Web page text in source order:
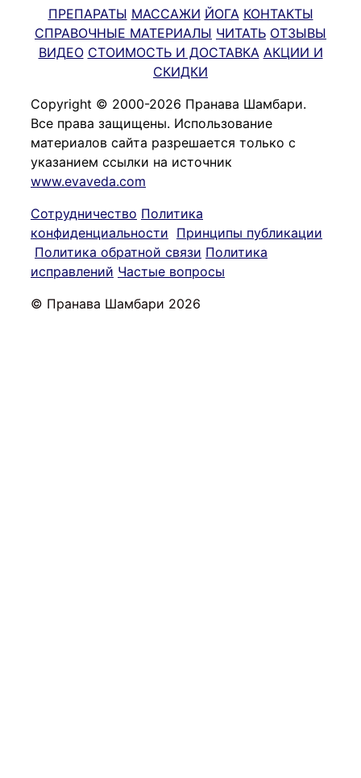
ПРЕПАРАТЫ МАССАЖИ ЙОГА КОНТАКТЫ
СПРАВОЧНЫЕ МАТЕРИАЛЫ ЧИТАТЬ ОТЗЫВЫ
ВИДЕО СТОИМОСТЬ И ДОСТАВКА АКЦИИ И
СКИДКИ
Copyright © 2000-2026 Пранава Шамбари.
Все права защищены. Использование
материалов сайта разрешается только с
указанием ссылки на источник
www.evaveda.com
Сотрудничество Политика
конфиденциальности Принципы публикации
Политика обратной связи Политика
исправлений Частые вопросы
© Пранава Шамбари 2026